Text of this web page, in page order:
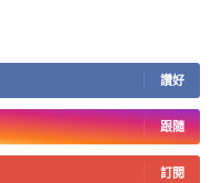
讚好
跟隨
訂閱